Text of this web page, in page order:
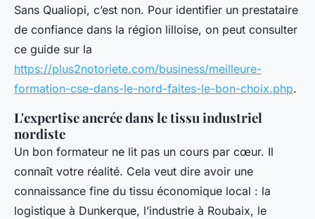
Sans Qualiopi, c’est non. Pour identifier un prestataire
de confiance dans la région lilloise, on peut consulter
ce guide sur la
https://plus2notoriete.com/business/meilleure-
formation-cse-dans-le-nord-faites-le-bon-choix.php.
L'expertise ancrée dans le tissu industriel
nordiste
Un bon formateur ne lit pas un cours par cœur. Il
connaît votre réalité. Cela veut dire avoir une
connaissance fine du tissu économique local : la
logistique à Dunkerque, l’industrie à Roubaix, le